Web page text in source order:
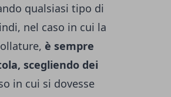
qualsiasi tipo di
nel caso in cui la
è sempre
scegliendo dei
in cui si dovesse